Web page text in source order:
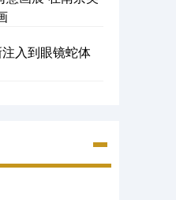
入到眼镜蛇体